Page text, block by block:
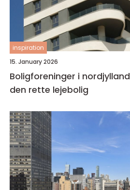
inspiration
15. January 2026
Boligforeninger i nordjylland sådan finder du
den rette lejebolig